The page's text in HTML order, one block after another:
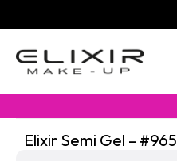
Elixir Semi Gel –